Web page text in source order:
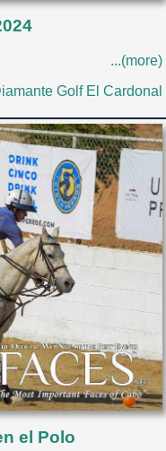
...(more)
Golf El Cardonal
el Polo